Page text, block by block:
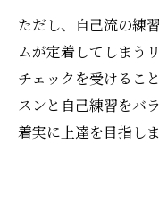
ただし、自己流の練
ムが定着してしまう
チェックを受けるこ
スンと自己練習をバ
着実に上達を目指しま